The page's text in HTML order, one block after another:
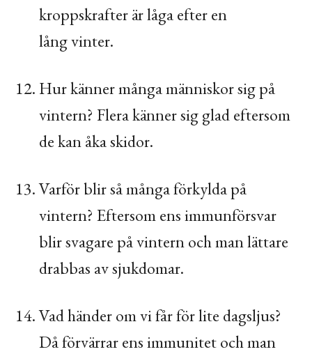
kroppskrafter är låga efter en
lång vinter.
Hur känner många människor sig på
vintern? Flera känner sig glad eftersom
de kan åka skidor.
Varför blir så många förkylda på
vintern? Eftersom ens immunförsvar
blir svagare på vintern och man lättare
drabbas av sjukdomar.
Vad händer om vi får för lite dagsljus?
Då förvärrar ens immunitet och man